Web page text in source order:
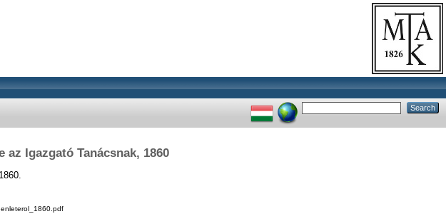
az Igazgató Tanácsnak, 1860